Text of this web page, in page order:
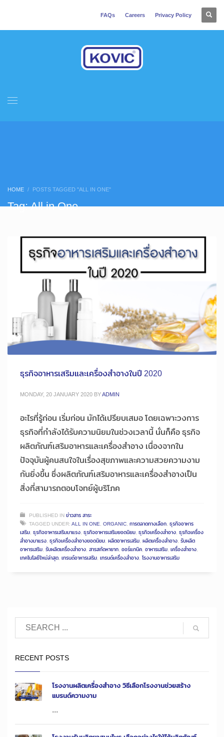
FAQs Careers Privacy Policy
HOME POSTS TAGGED "ALL IN ONE"
Tag: All in One
ธุรกิจอาหารเสริมและเครื่องสำอางในปี 2020
MONDAY, 20 JANUARY 2020 BYADMIN
อะไรที่รู้ก่อน เริ่มก่อน มักได้เปรียบเสมอ โดยเฉพาะวงการ
ธุรกิจที่กำลังได้รับความนิยมในช่วงเวลานี้ นั่นก็คือ ธุรกิจ
ผลิตภัณฑ์เสริมอาหารและเครื่องสำอาง เนื่องจากใน
ปัจจุบันผู้คนสนใจในเรื่องสุขภาพและความสวยความงาม
กันยิ่งขึ้น ซึ่งผลิตภัณฑ์เสริมอาหารและเครื่องสำอางเป็น
สิ่งที่สามารถตอบโจทย์ผู้บริโภค
PUBLISHED INข่าวสาร สาระ
TAGGED UNDER:ALL IN ONE, ORGANIC, การตลาดทางเลือก, ธุรกิจอาหาร
เสริม, ธุรกิจอาหารเสริมมาแรง, ธุรกิจอาหารเสริมยอดนิยม, ธุรกิจเครื่องสำอาง, ธุรกิจเครื่อง
สำอางมาแรง, ธุรกิจเครื่องสำอางยอดนิยม, ผลิตอาหารเสริม, ผลิตเครื่องสำอาง, รับผลิต
อาหารเสริม, รับผลิตเครื่องสำอาง, สารสกัดหายาก, ออร์แกนิค, อาหารเสริม, เครื่องสำอาง,
เทคโนโลยีใหม่ล่าสุด, เทรนด์อาหารเสริม, เทรนด์เครื่องสำอาง, โรงงานอาหารเสริม
RECENT POSTS
โรงงานผลิตเครื่องสำอาง วิธีเลือกโรงงานช่วยสร้าง
แบรนด์ความงาม
...